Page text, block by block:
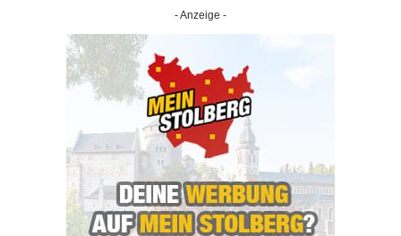
- Anzeige -